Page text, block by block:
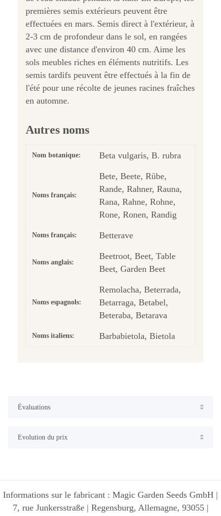
premières semis extérieurs peuvent être
effectuées en mars. Semis direct à l'extérieur, à
2-3 cm de profondeur dans le sol, en rangées
avec une distance d'environ 40 cm. Aime les
sols meubles riches en éléments nutritifs. Les
semis tardifs peuvent être effectués à la fin de
l'été pour une récolte de jeunes racines fraîches
en automne.
Autres noms
Nom botanique: Beta vulgaris, B. rubra
Noms français:
Bete, Beete, Rübe,
Rande, Rahner, Rauna,
Rana, Rahne, Rohne,
Rone, Ronen, Randig
Noms français: Betterave
Noms anglais:
Beetroot, Beet, Table
Beet, Garden Beet
Noms espagnols:
Remolacha, Beterrada,
Betarraga, Betabel,
Beteraba, Betarava
Noms italiens: Barbabietola, Bietola
Évaluations
Evolution du prix
Informations sur le fabricant : Magic Garden Seeds GmbH |
7, rue Junkersstraße | Regensburg, Allemagne, 93055 |